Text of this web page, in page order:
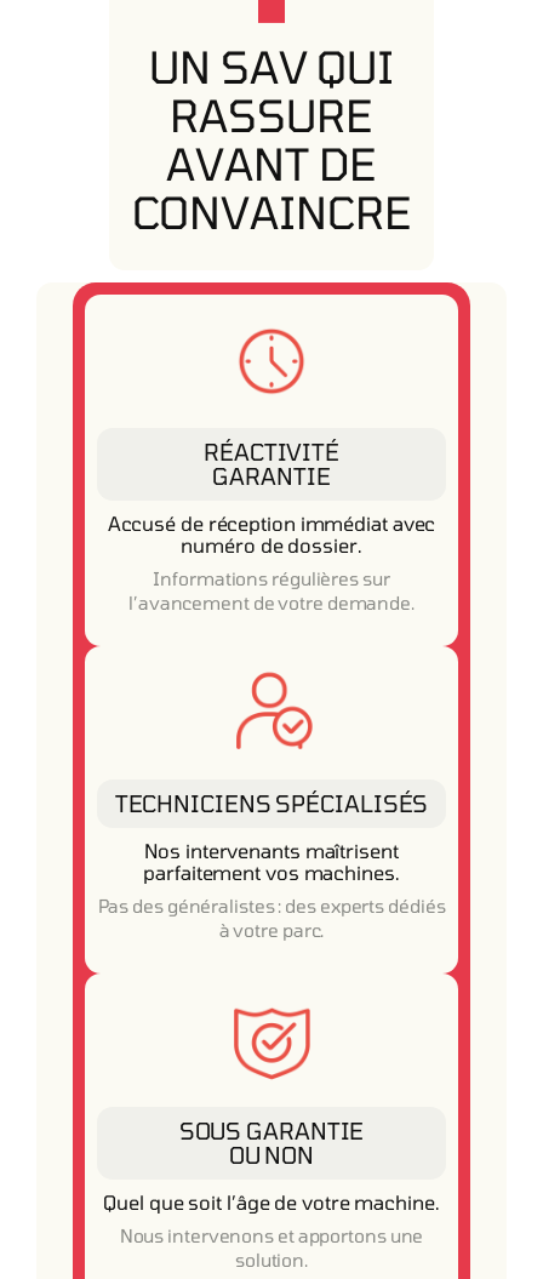
UN SAV QUI
RASSURE
AVANT DE
CONVAINCRE
RÉACTIVITÉ
GARANTIE
Accusé de réception immédiat avec
numéro de dossier.
Informations régulières sur
l’avancement de votre demande.
TECHNICIENS SPÉCIALISÉS
Nos intervenants maîtrisent
parfaitement vos machines.
Pas des généralistes : des experts dédiés
à votre parc.
SOUS GARANTIE
OU NON
Quel que soit l’âge de votre machine.
Nous intervenons et apportons une
solution.